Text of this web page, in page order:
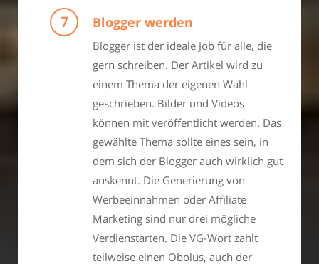
Blogger werden
Blogger ist der ideale Job für alle, die
gern schreiben. Der Artikel wird zu
einem Thema der eigenen Wahl
geschrieben. Bilder und Videos
können mit veröffentlicht werden. Das
gewählte Thema sollte eines sein, in
dem sich der Blogger auch wirklich gut
auskennt. Die Generierung von
Werbeeinnahmen oder Affiliate
Marketing sind nur drei mögliche
Verdienstarten. Die VG-Wort zahlt
teilweise einen Obolus, auch der